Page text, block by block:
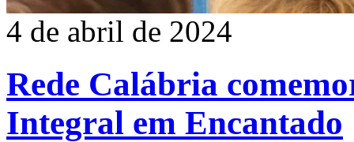
4 de abril de 2024
Rede Calábria
Integral em Encantado